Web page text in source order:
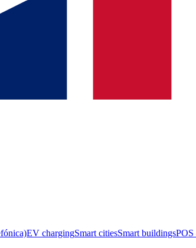
EV chargingSmart citiesSmart buildingsPOS